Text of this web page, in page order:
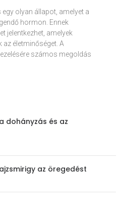
olyan állapot, amelyet a
hormon. Ennek
jelentkezhet, amelyek
életminőséget. A
számos megoldás
dohányzás és az
az öregedést